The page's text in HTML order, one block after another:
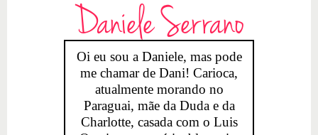
Daniele Serrano
Oi eu sou a Daniele, mas pode
me chamar de Dani! Carioca,
atualmente morando no
Paraguai, mãe da Duda e da
Charlotte, casada com o Luis